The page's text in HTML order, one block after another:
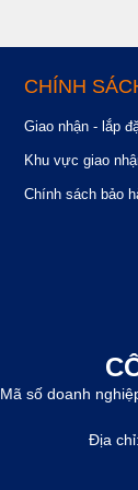
CHÍNH
Giao nhận - lắp
Khu vực giao
Chính sách bảo
Mã số doanh
Địa